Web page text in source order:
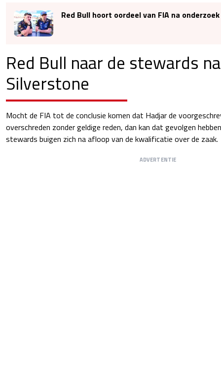
Red Bull hoort oordeel van FIA na
Red Bull naar de stewards
Silverstone
Mocht de FIA tot de conclusie komen dat Hadjar de
overschreden zonder geldige reden, dan kan dat gevolgen
stewards buigen zich na afloop van de kwalificatie over de zaak.
ADVERTENTIE